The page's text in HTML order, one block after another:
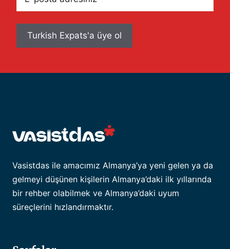
posta
Vasistdas ile amacımız Almanya’ya yeni gelen ya da
gelmeyi düşünen kişilerin Almanya’daki ilk yıllarında
bir rehber olabilmek ve Almanya’daki uyum
süreçlerini hızlandırmaktır.